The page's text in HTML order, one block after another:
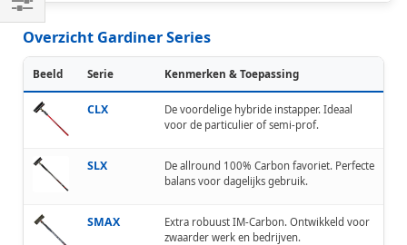
Overzicht Gardiner Series
Beeld Serie Kenmerken & Toepassing
CLX
De voordelige hybride instapper. Ideaal
voor de particulier of semi-prof.
SLX
De allround 100% Carbon favoriet. Perfecte
balans voor dagelijks gebruik.
SMAX
Extra robuust IM-Carbon. Ontwikkeld voor
zwaarder werk en bedrijven.
Shop